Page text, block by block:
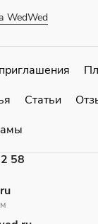
WedWed
58
Статьи